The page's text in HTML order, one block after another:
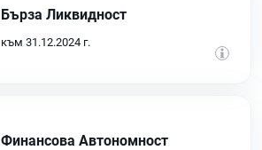
Бърза Ликвидност
към 31.12.2024 г.
Финансова Автономност